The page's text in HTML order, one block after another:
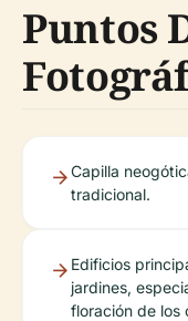
Puntos
Capilla
tradicional.
Edificios
jardines,
floración de los